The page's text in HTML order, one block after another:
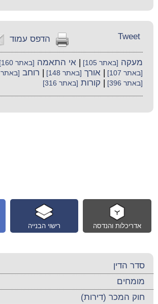
הדפס עמוד Tweet
מעקה [באתר 105] |אי התאמה [באתר 160]
[באתר 107] |אורך [באתר 148] רוחב [באתר 102]
[באתר 396] קורות [באתר 316]
רישוי הבנייה אדריכלות והנדסה
סדר הדין
מומחים
חוק המכר (דירות)